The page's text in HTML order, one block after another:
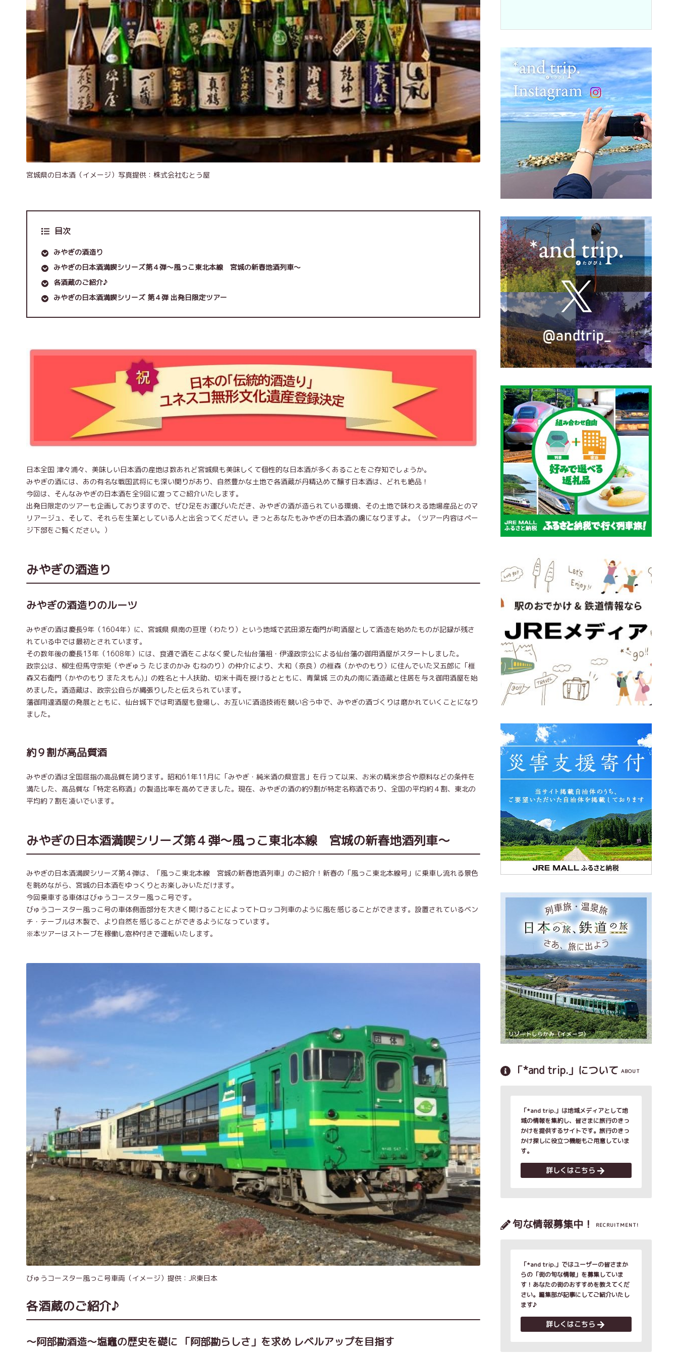
宮城県の日本酒（イメージ）写真提供：株式会社むとう屋
目次
みやぎの酒造り
みやぎの日本酒満喫シリーズ第４弾～風っこ東北本線 宮城の新春地酒列車～
各酒蔵のご紹介♪
みやぎの日本酒満喫シリーズ 第４弾 出発日限定ツアー
日本全国 津々浦々、美味しい日本酒の産地は数あれど宮城県も美味しくて個性的な日本酒が多くあることをご存知でしょうか。
みやぎの酒には、あの有名な戦国武将にも深い関りがあり、自然豊かな土地で各酒蔵が丹精込めて醸す日本酒は、どれも絶品！
今回は、そんなみやぎの日本酒を全9回に渡ってご紹介いたします。
出発日限定のツアーも企画しておりますので、ぜひ足をお運びいただき、みやぎの酒が造られている環境、その土地で味わえる地場産品とのマ
リアージュ、そして、それらを生業としている人と出会ってください。きっとあなたもみやぎの日本酒の虜になりますよ。（ツアー内容はペー
ジ下部をご覧ください。）
みやぎの酒造り
みやぎの酒造りのルーツ
みやぎの酒は慶長9年（1604年）に、宮城県 県南の亘理（わたり）という地域で武田源左衛門が町酒屋として酒造を始めたものが記録が残さ
れている中では最初とされています。
その数年後の慶長13年（1608年）には、食通で酒をこよなく愛した仙台藩祖・伊達政宗公による仙台藩の御用酒屋がスタートしました。
政宗公は、柳生但馬守宗矩（やぎゅう たじまのかみ むねのり）の仲介により、大和（奈良）の榧森（かやのもり）に住んでいた又五郎に「榧
森又右衛門（かやのもり またえもん)」の姓名と十人扶助、切米十両を授けるとともに、青葉城 三の丸の南に酒造蔵と住居を与え御用酒屋を始
めました。酒造蔵は、政宗公自らが縄張りしたと伝えられています。
藩御用達酒屋の発展とともに、仙台城下では町酒屋も登場し、お互いに酒造技術を競い合う中で、みやぎの酒づくりは磨かれていくことになり
ました。
約９割が高品質酒
みやぎの酒は全国屈指の高品質を誇ります。昭和61年11月に「みやぎ・純米酒の県宣言」を行って以来、お米の精米歩合や原料などの条件を
満たした、高品質な「特定名称酒」の製造比率を高めてきました。現在、みやぎの酒の約9割が特定名称酒であり、全国の平均約４割、東北の
平均約７割を凌いでいます。
みやぎの日本酒満喫シリーズ第４弾～風っこ東北本線 宮城の新春地酒列車～
みやぎの日本酒満喫シリーズ第４弾は、「風っこ東北本線 宮城の新春地酒列車」のご紹介！新春の「風っこ東北本線号」に乗車し流れる景色
を眺めながら、宮城の日本酒をゆっくりとお楽しみいただけます。
今回乗車する車体はびゅうコースター風っこ号です。
びゅうコースター風っこ号の車体側面部分を大きく開けることによってトロッコ列車のように風を感じることができます。設置されているベン
チ・テーブルは木製で、より自然を感じることができるようになっています。
※本ツアーはストーブを稼働し窓枠付きで運転いたします。
びゅうコースター風っこ号車両（イメージ）提供：JR東日本
各酒蔵のご紹介♪
～阿部勘酒造～塩竈の歴史を礎に 「阿部勘らしさ」を求め レベルアップを目指す
「*and trip.」について ABOUT
「*and trip.」は地域メディアとして地
域の情報を集約し、皆さまに旅行のきっ
かけを提供するサイトです。旅行のきっ
かけ探しに役立つ機能もご用意していま
す。
詳しくはこちら
旬な情報募集中！ RECRUITMENT!
「*and trip.」ではユーザーの皆さまか
らの「街の旬な情報」を募集していま
す！あなたの街のおすすめを教えてくだ
さい。編集部が記事にしてご紹介いたし
ます♪
詳しくはこちら